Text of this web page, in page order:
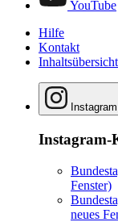
YouTube
Hilfe
Kontakt
Inhaltsübersicht
Instagram
Instagram-
Fenster)
neues